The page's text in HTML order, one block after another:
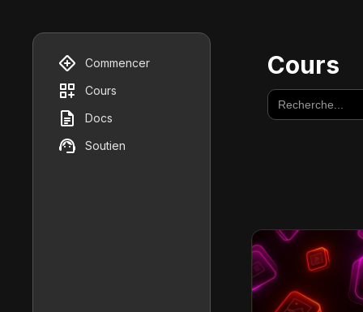
Commencer
Cours
Docs
Soutien
Cours